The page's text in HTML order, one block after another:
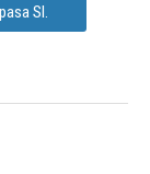
Sl.